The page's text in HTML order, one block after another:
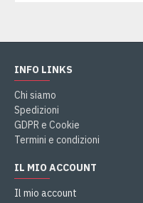
INFO LINKS
Chi siamo
Spedizioni
GDPR e Cookie
Termini e condizioni
IL MIO ACCOUNT
Il mio account